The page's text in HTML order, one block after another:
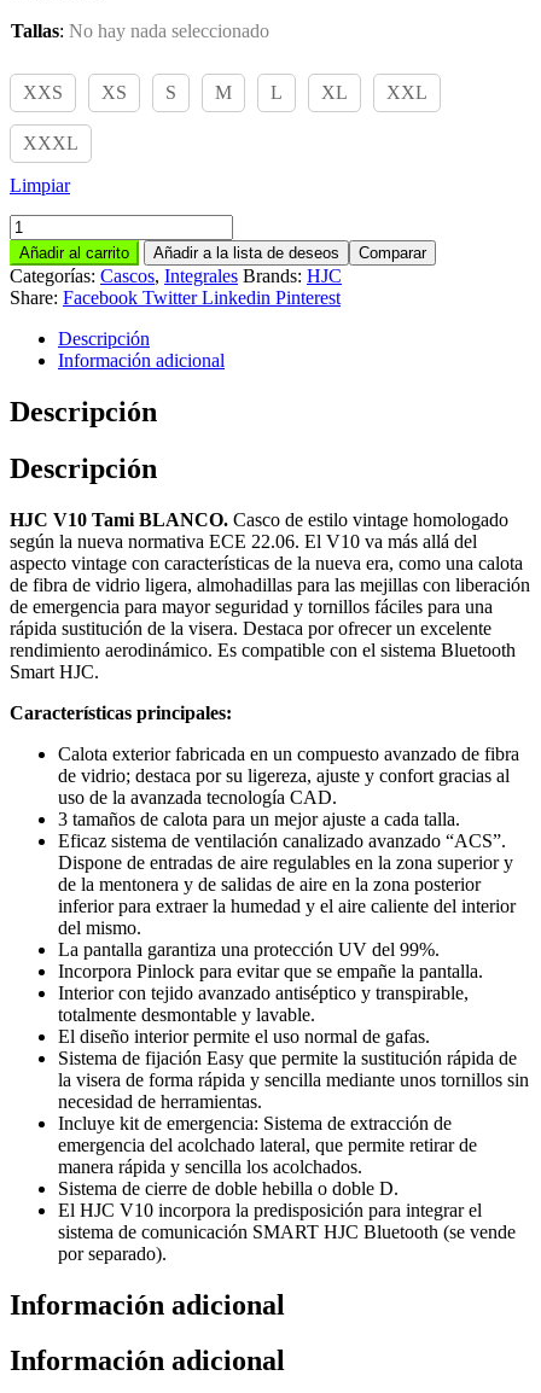
Tallas: No hay nada seleccionado
XXS XS S M L XL XXL
XXXL
Limpiar
HJC
V10
Tami
BLANCO
cantidad
Añadir al carrito Añadir a la lista de deseos Comparar
Categorías: Cascos, Integrales Brands: HJC
Share: Facebook Twitter Linkedin Pinterest
Descripción
Información adicional
Descripción
Descripción
HJC V10 Tami BLANCO. Casco de estilo vintage homologado
según la nueva normativa ECE 22.06. El V10 va más allá del
aspecto vintage con características de la nueva era, como una calota
de fibra de vidrio ligera, almohadillas para las mejillas con liberación
de emergencia para mayor seguridad y tornillos fáciles para una
rápida sustitución de la visera. Destaca por ofrecer un excelente
rendimiento aerodinámico. Es compatible con el sistema Bluetooth
Smart HJC.
Características principales:
Calota exterior fabricada en un compuesto avanzado de fibra
de vidrio; destaca por su ligereza, ajuste y confort gracias al
uso de la avanzada tecnología CAD.
3 tamaños de calota para un mejor ajuste a cada talla.
Eficaz sistema de ventilación canalizado avanzado “ACS”.
Dispone de entradas de aire regulables en la zona superior y
de la mentonera y de salidas de aire en la zona posterior
inferior para extraer la humedad y el aire caliente del interior
del mismo.
La pantalla garantiza una protección UV del 99%.
Incorpora Pinlock para evitar que se empañe la pantalla.
Interior con tejido avanzado antiséptico y transpirable,
totalmente desmontable y lavable.
El diseño interior permite el uso normal de gafas.
Sistema de fijación Easy que permite la sustitución rápida de
la visera de forma rápida y sencilla mediante unos tornillos sin
necesidad de herramientas.
Incluye kit de emergencia: Sistema de extracción de
emergencia del acolchado lateral, que permite retirar de
manera rápida y sencilla los acolchados.
Sistema de cierre de doble hebilla o doble D.
El HJC V10 incorpora la predisposición para integrar el
sistema de comunicación SMART HJC Bluetooth (se vende
por separado).
Información adicional
Información adicional